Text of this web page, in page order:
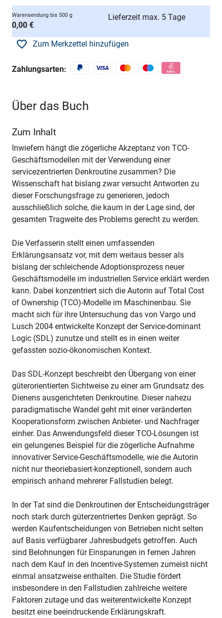
Warensendung bis 500 g
0,00 €
Lieferzeit max. 5 Tage
Zum Merkzettel hinzufügen
Zahlungsarten:
Über das Buch
Zum Inhalt
Inwiefern hängt die zögerliche Akzeptanz von TCO-
Geschäftsmodellen mit der Verwendung einer
servicezentrierten Denkroutine zusammen? Die
Wissenschaft hat bislang zwar versucht Antworten zu
dieser Forschungsfrage zu generieren, jedoch
ausschließlich solche, die kaum in der Lage sind, der
gesamten Tragweite des Problems gerecht zu werden.
Die Verfasserin stellt einen umfassenden
Erklärungsansatz vor, mit dem weitaus besser als
bislang der schleichende Adoptionsprozess neuer
Geschäftsmodelle im industriellen Service erklärt werden
kann. Dabei konzentriert sich die Autorin auf Total Cost
of Ownership (TCO)-Modelle im Maschinenbau. Sie
macht sich für ihre Untersuchung das von Vargo und
Lusch 2004 entwickelte Konzept der Service-dominant
Logic (SDL) zunutze und stellt es in einen weiter
gefassten sozio-ökonomischen Kontext.
Das SDL-Konzept beschreibt den Übergang von einer
güterorientierten Sichtweise zu einer am Grundsatz des
Dienens ausgerichteten Denkroutine. Dieser nahezu
paradigmatische Wandel geht mit einer veränderten
Kooperationsform zwischen Anbieter- und Nachfrager
einher. Das Anwendungsfeld dieser TCO-Lösungen ist
ein gelungenes Beispiel für die zögerliche Aufnahme
innovativer Service-Geschäftsmodelle, wie die Autorin
nicht nur theoriebasiert-konzeptionell, sondern auch
empirisch anhand mehrerer Fallstudien belegt.
In der Tat sind die Denkroutinen der Entscheidungsträger
noch stark durch güterzentriertes Denken geprägt. So
werden Kaufentscheidungen von Betrieben nicht selten
auf Basis verfügbarer Jahresbudgets getroffen. Auch
sind Belohnungen für Einsparungen in fernen Jahren
nach dem Kauf in den Incentive-Systemen zumeist nicht
einmal ansatzweise enthalten. Die Studie fördert
insbesondere in den Fallstudien zahlreiche weitere
Faktoren zutage und das weiterentwickelte Konzept
besitzt eine beeindruckende Erklärungskraft.